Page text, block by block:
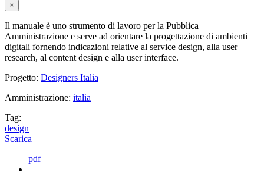
×
Il manuale è uno strumento di lavoro per la Pubblica
Amministrazione e serve ad orientare la progettazione di ambienti
digitali fornendo indicazioni relative al service design, alla user
research, al content design e alla user interface.
Progetto: Designers Italia
Amministrazione: italia
Tag:
design
Scarica
pdf